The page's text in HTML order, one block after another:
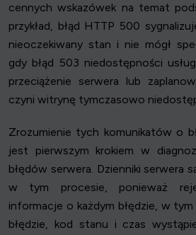
cennych wskazówek na temat
przykład, błąd HTTP 500
nieoczekiwany stan i nie mógł
gdy błąd 503 niedostępności
przeciążenie serwera lub
czyni witrynę tymczasowo
Zrozumienie tych komunikatów o
jest pierwszym krokiem w
błędów serwera. Dzienniki serwera
w tym procesie, ponieważ
informacje o każdym błędzie, w
błędzie, kod stanu i czas